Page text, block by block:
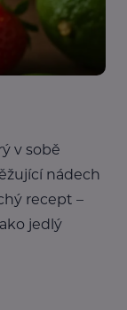
v sobě
nádech
recept –
jedlý